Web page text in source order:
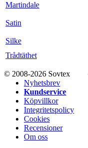
Martindale
Satin
Silke
Trådtäthet
© 2008-2026 Sovtex
Nyhetsbrev
Kundservice
Köpvillkor
Integritetspolicy
Cookies
Recensioner
Om oss